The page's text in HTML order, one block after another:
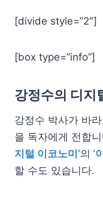
[divide style=”2″]
[box type=”info”]
강정수의 디지
강정수 박사가 바
을 독자에게 전합
지털 이코노미’의 ‘
할 수도 있습니다.